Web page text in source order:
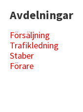
Avdelningar
Försäljning
Trafikledning
Staber
Förare